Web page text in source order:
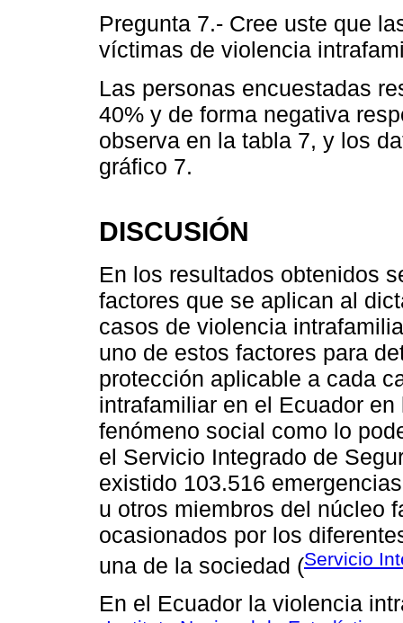
Pregunta 7.- Cree uste que
víctimas de violencia
Las personas encuestadas
40% y de forma negativa
observa en la tabla 7, y los
gráfico 7.
DISCUSIÓN
En los resultados obtenidos
factores que se aplican al
casos de violencia
uno de estos factores para
protección aplicable a cada
intrafamiliar en el Ecuador
fenómeno social como lo
el Servicio Integrado de
existido 103.516
u otros miembros del núcleo
ocasionados por los
una de la sociedad (Servicio
En el Ecuador la violencia